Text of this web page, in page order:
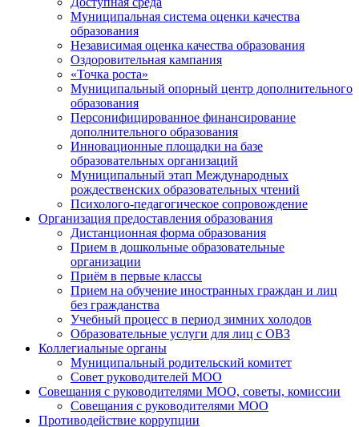
Муниципальная система оценки качества
образования
Независимая оценка качества образования
Оздоровительная кампания
«Точка роста»
Муниципальный опорный центр дополнительного
образования
Персонифицированное финансирование
дополнительного образования
Инновационные площадки на базе
образовательных организаций
Муниципальный этап Международных
рождественских образовательных чтений
Психолого-педагогическое сопровождение
Организация предоставления образования
Дистанционная форма образования
Прием в дошкольные образовательные
организации
Приём в первые классы
Прием на обучение иностранных граждан и лиц
без гражданства
Учебный процесс в период зимних холодов
Образовательные услуги для лиц с ОВЗ
Коллегиальные органы
Муниципальный родительский комитет
Совет руководителей МОО
Совещания с руководителями МОО, советы, комиссии
Совещания с руководителями МОО
Противодействие коррупции